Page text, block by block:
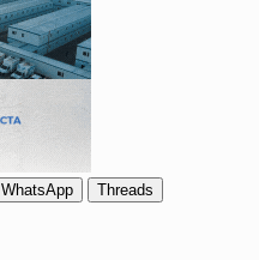
WhatsApp
Threads